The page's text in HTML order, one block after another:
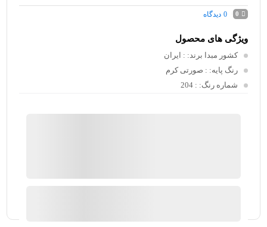
0
0 دیدگاه
ویژگی های محصول
کشور مبدا برند: : ایران
رنگ پایه: : صورتی کرم
شماره رنگ: : 204